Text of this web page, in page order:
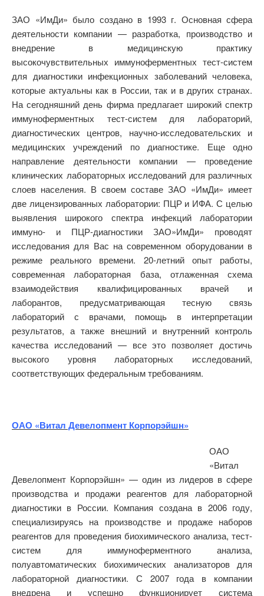
ЗАО «ИмДи» было создано в 1993 г. Основная сфера
деятельности компании — разработка, производство и
внедрение в медицинскую практику
высокочувствительных иммуноферментных тест-систем
для диагностики инфекционных заболеваний человека,
которые актуальны как в России, так и в других странах.
На сегодняшний день фирма предлагает широкий спектр
иммуноферментных тест-систем для лабораторий,
диагностических центров, научно-исследовательских и
медицинских учреждений по диагностике. Еще одно
направление деятельности компании — проведение
клинических лабораторных исследований для различных
слоев населения. В своем составе ЗАО «ИмДи» имеет
две лицензированных лаборатории: ПЦР и ИФА. С целью
выявления широкого спектра инфекций лаборатории
иммуно- и ПЦР-диагностики ЗАО»ИмДи» проводят
исследования для Вас на современном оборудовании в
режиме реального времени. 20-летний опыт работы,
современная лабораторная база, отлаженная схема
взаимодействия квалифицированных врачей и
лаборантов, предусматривающая тесную связь
лабораторий с врачами, помощь в интерпретации
результатов, а также внешний и внутренний контроль
качества исследований — все это позволяет достичь
высокого уровня лабораторных исследований,
соответствующих федеральным требованиям.
ОАО «Витал Девелопмент Корпорэйшн»
ОАО
«Витал
Девелопмент Корпорэйшн» — один из лидеров в сфере
производства и продажи реагентов для лабораторной
диагностики в России. Компания создана в 2006 году,
специализируясь на производстве и продаже наборов
реагентов для проведения биохимического анализа, тест-
систем для иммуноферментного анализа,
полуавтоматических биохимических анализаторов для
лабораторной диагностики. С 2007 года в компании
внедрена и успешно функционирует система